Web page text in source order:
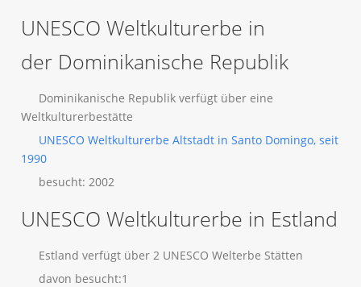
UNESCO Weltkulturerbe in
der Dominikanische Republik
Dominikanische Republik verfügt über eine
Weltkulturerbestätte
UNESCO Weltkulturerbe Altstadt in Santo Domingo, seit
1990
besucht: 2002
UNESCO Weltkulturerbe in Estland
Estland verfügt über 2 UNESCO Welterbe Stätten
davon besucht:1